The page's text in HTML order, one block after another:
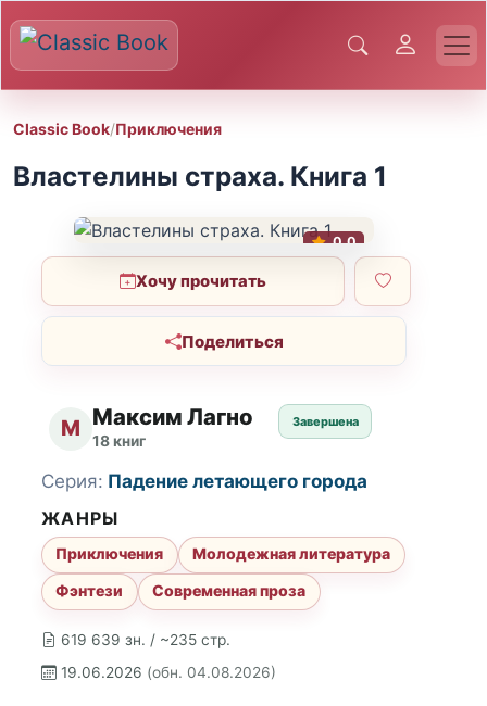
Classic Book/Приключения
Властелины страха. Книга 1
0.0
Хочу прочитать
Поделиться
М Максим Лагно
18 книг
Завершена
619 639 зн. / ~235 стр.
19.06.2026 (обн. 04.08.2026)
Серия: Падение летающего города
ЖАНРЫ
Приключения
Молодежная литература
Фэнтези
Современная проза